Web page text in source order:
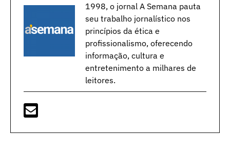
1998, o jornal A Semana pauta
seu trabalho jornalístico nos
princípios da ética e
profissionalismo, oferecendo
informação, cultura e
entretenimento a milhares de
leitores.